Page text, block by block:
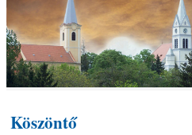
Köszöntő